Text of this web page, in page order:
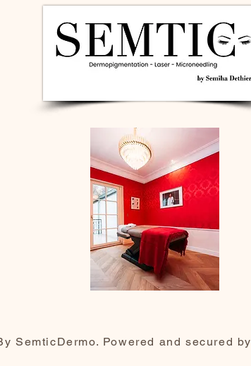
SemticDermo. Powered and secured by